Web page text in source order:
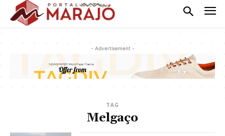
- Advertisement -
TAG
Melgaço